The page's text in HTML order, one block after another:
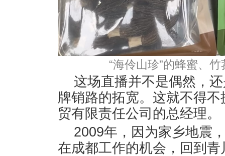
“海伶山珍”的蜂蜜、
这场直播并不是偶然，
牌销路的拓宽。这就不得
贸有限责任公司的总经理。
2009年，因为家乡地震
在成都工作的机会，回到